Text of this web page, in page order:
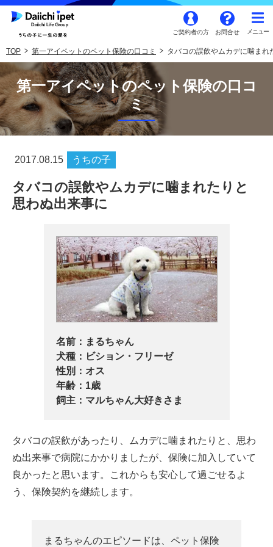
ご契約者の方 お問合せ
TOP 第一アイペットのペット保険の口コミ タバコの誤飲やムカデに噛まれ
第一アイペットのペット保険の口コ
ミ
2017.08.15 うちの子
タバコの誤飲やムカデに噛まれたりと
思わぬ出来事に
名前： まるちゃん
犬種： ビション・フリーゼ
性別： オス
年齢： 1歳
飼主： マルちゃん大好きさま
タバコの誤飲があったり、ムカデに噛まれたりと、思わ
ぬ出来事で病院にかかりましたが、保険に加入していて
良かったと思います。これからも安心して過ごせるよ
う、保険契約を継続します。
まるちゃんのエピソードは、ペット保険